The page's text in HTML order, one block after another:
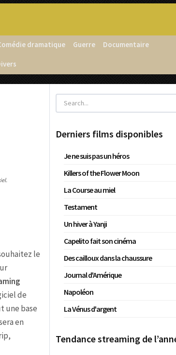
dramatique Guerre Documentaire
le
de
une base
en
Derniers films disponibles
Je ne suis pas un héros
Killers of the Flower Moon
La Course au miel
Testament
Un hiver à Yanji
Capelito fait son cinéma
Des cailloux dans la chaussure
Journal d'Amérique
Napoléon
La Vénus d'argent
Tendance streaming de